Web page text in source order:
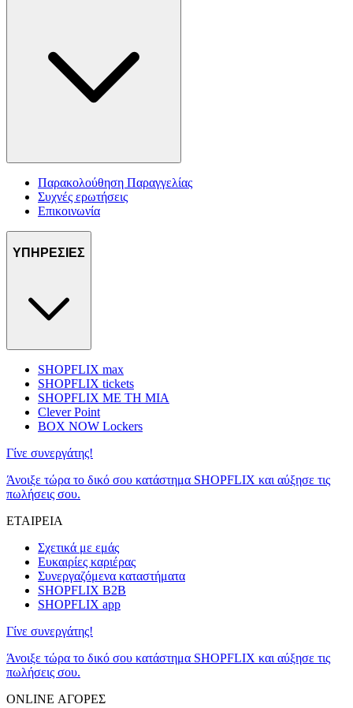
Παρακολούθηση Παραγγελίας
Συχνές ερωτήσεις
Επικοινωνία
ΥΠΗΡΕΣΙΕΣ
SHOPFLIX max
SHOPFLIX tickets
SHOPFLIX ΜΕ ΤΗ ΜΙΑ
Clever Point
BOX NOW Lockers
Γίνε συνεργάτης!
Άνοιξε τώρα το δικό σου κατάστημα SHOPFLIX και αύξησε τις
πωλήσεις σου.
ΕΤΑΙΡΕΙΑ
Σχετικά με εμάς
Ευκαιρίες καριέρας
Συνεργαζόμενα καταστήματα
SHOPFLIX B2B
SHOPFLIX app
Γίνε συνεργάτης!
Άνοιξε τώρα το δικό σου κατάστημα SHOPFLIX και αύξησε τις
πωλήσεις σου.
ONLINE ΑΓΟΡΕΣ